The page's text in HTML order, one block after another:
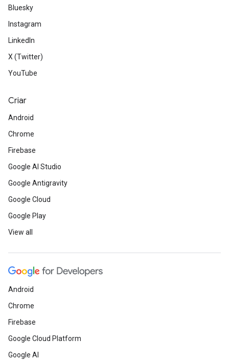
Bluesky
Instagram
LinkedIn
X (Twitter)
YouTube
Criar
Android
Chrome
Firebase
Google AI Studio
Google Antigravity
Google Cloud
Google Play
View all
Android
Chrome
Firebase
Google Cloud Platform
Google AI